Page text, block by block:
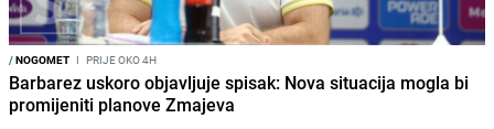
/NOGOMET I PRIJE OKO 4H
Barbarez uskoro objavljuje spisak: Nova situacija mogla bi
promijeniti planove Zmajeva